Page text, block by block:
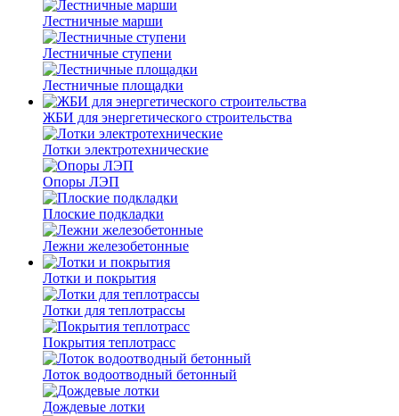
Лестничные марши
Лестничные ступени
Лестничные площадки
ЖБИ для энергетического строительства
Лотки электротехнические
Опоры ЛЭП
Плоские подкладки
Лежни железобетонные
Лотки и покрытия
Лотки для теплотрассы
Покрытия теплотрасс
Лоток водоотводный бетонный
Дождевые лотки